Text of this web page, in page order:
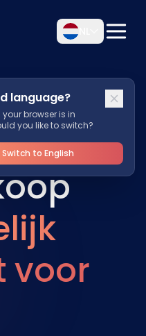
language?
browser is in
you like to switch?
Switch to English
voor